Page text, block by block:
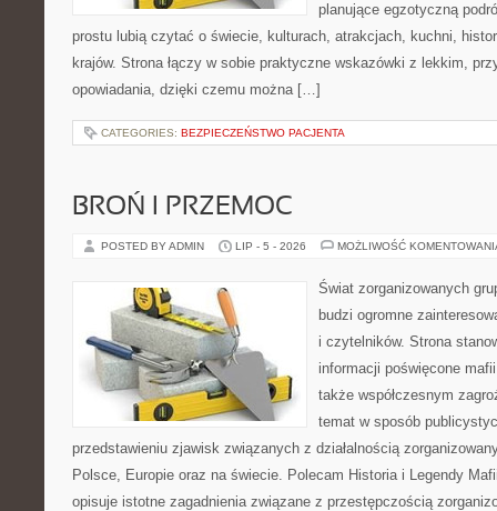
planujące egzotyczną
prostu lubią czytać o świecie, kulturach, atrakcjach, kuchni,
krajów. Strona łączy w sobie praktyczne wskazówki z lekkim,
opowiadania, dzięki czemu można […]
CATEGORIES: BEZPIECZEŃSTWO PACJENTA
BROŃ I PRZEMOC
POSTED BY ADMIN LIP - 5 - 2026 MOŻLIWOŚĆ
Świat zorganizowanych
budzi ogromne
i czytelników. Strona
informacji poświęcone
także współczesnym
temat w sposób
przedstawieniu zjawisk związanych z działalnością
Polsce, Europie oraz na świecie. Polecam Historia i Legendy
opisuje istotne zagadnienia związane z przestępczością